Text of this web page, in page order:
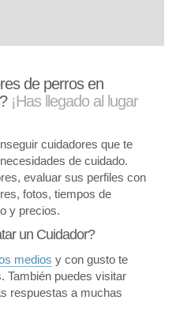
de perros en
¡Has llegado al lugar
cuidadores que te
de cuidado.
evaluar sus perfiles con
fotos, tiempos de
y precios.
un Cuidador?
medios y con gusto te
También puedes visitar
respuestas a muchas